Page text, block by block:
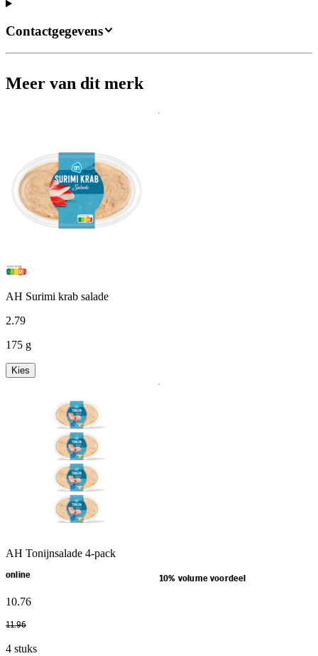
Contactgegevens
Meer van dit merk
AH Surimi krab salade
2.79
175 g
Kies
AH Tonijnsalade 4-pack
online 10% volume voordeel
10.76
11.96
4 stuks